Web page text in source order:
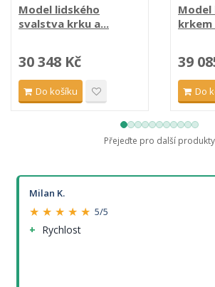
Model lidského
svalstva krku a...
30 348 Kč
Do košíku
Model
krkem
39
Do
Přejeďte pro další produkty
Milan K.
★ ★ ★ ★ ★ 5/5
Rychlost